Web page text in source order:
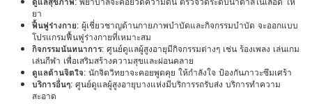
ยา
ฟื้นฟูร่างกาย: ผู้เชี่ยวชาญด้านกายภาพบำบัดและกิจกรรมบำบัด จะออกแบบ
โปรแกรมฟื้นฟูร่างกายที่เหมาะสม
กิจกรรมนันทนาการ: ศูนย์ดูแลผู้สูงอายุมีกิจกรรมต่างๆ เช่น ร้องเพลง เล่นเกม
เล่นกีฬา เพื่อเสริมสร้างความสุขและผ่อนคลาย
ดูแลด้านจิตใจ: นักจิตวิทยาจะคอยพูดคุย ให้กำลังใจ ป้องกันภาวะซึมเศร้า
บริการอื่นๆ: ศูนย์ดูแลผู้สูงอายุบางแห่งมีบริการรถรับส่ง บริการทำความ
สะอาด